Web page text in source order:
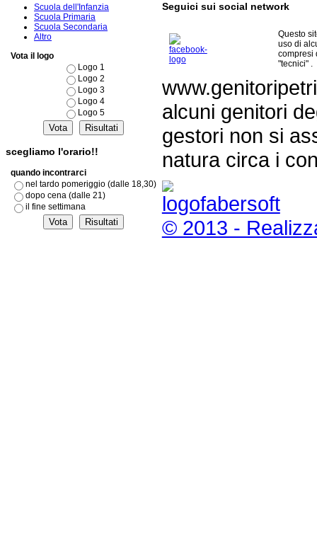
Scuola dell'Infanzia
Scuola Primaria
Scuola Secondaria
Altro
Vota il logo
Logo 1
Logo 2
Logo 3
Logo 4
Logo 5
scegliamo l'orario!!
quando incontrarci
nel tardo pomeriggio (dalle 18,30)
dopo cena (dalle 21)
il fine settimana
Seguici sui social network
Questo
uso di
compresi
"tecnici" .
alcuni genitori
gestori non si
natura circa i
© 2013 -